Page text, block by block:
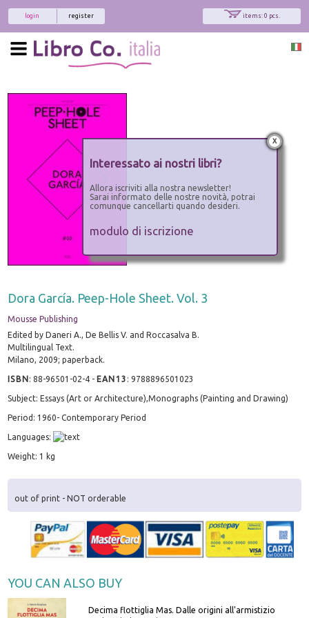
items: 0 pcs.
register
login
Dora García. Peep-Hole Sheet. Vol. 3
Mousse Publishing
Edited by Daneri A., De Bellis V. and Roccasalva B.
Multilingual Text.
Milano, 2009; paperback.
ISBN:88-96501-02-4 - EAN13 :9788896501023
Subject: Essays (Art or Architecture),Monographs (Painting and Drawing)
Period: 1960- Contemporary Period
Languages:
Weight: 1 kg
out of print - NOT orderable
YOU CAN ALSO BUY
Decima flottiglia Mas. Dalle origini all'armistizio
x
Interessato ai nostri libri?
Allora iscriviti alla nostra newsletter!
Sarai informato delle nostre novità, potrai
comunque cancellarti quando desideri.
modulo di iscrizione